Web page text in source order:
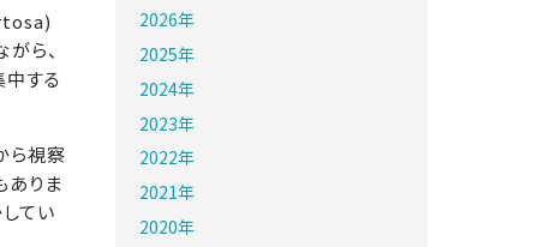
ら、
中する
ら視察
ありま
てい
2026年
2025年
2024年
2023年
2022年
2021年
2020年